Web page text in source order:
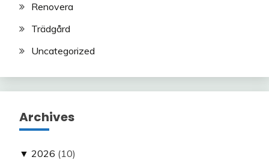
Renovera
Trädgård
Uncategorized
Archives
▼ 2026 (10)